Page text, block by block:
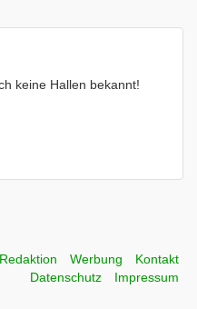
keine Hallen bekannt!
Redaktion Werbung
Kontakt
Datenschutz
Impressum